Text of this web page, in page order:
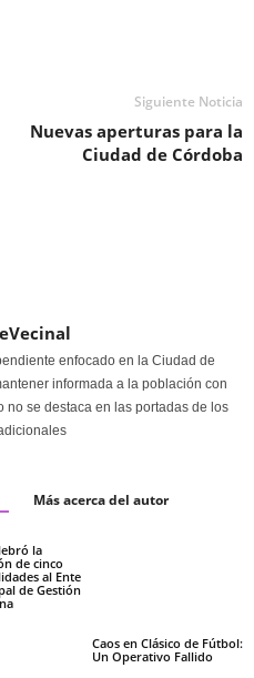
Siguiente Noticia
Nuevas aperturas para la
Ciudad de Córdoba
enfocado en la Ciudad de
informada a la población con
se destaca en las portadas de los
Más acerca del autor
la
de cinco
al Ente
de Gestión
Caos en Clásico de Fútbol:
Un Operativo Fallido